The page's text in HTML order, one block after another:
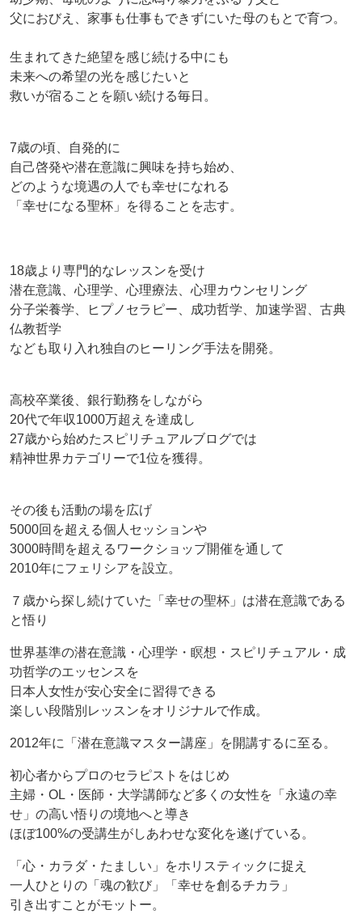
父におびえ、家事も仕事もできずにいた母のもとで育つ。
生まれてきた絶望を感じ続ける中にも
未来への希望の光を感じたいと
救いが宿ることを願い続ける毎日。
7歳の頃、自発的に
自己啓発や潜在意識に興味を持ち始め、
どのような境遇の人でも幸せになれる
「幸せになる聖杯」を得ることを志す。
18歳より専門的なレッスンを受け
潜在意識、心理学、心理療法、心理カウンセリング
分子栄養学、ヒプノセラピー、成功哲学、加速学習、古典
仏教哲学
なども取り入れ独自のヒーリング手法を開発。
高校卒業後、銀行勤務をしながら
20代で年収1000万超えを達成し
27歳から始めたスピリチュアルブログでは
精神世界カテゴリーで1位を獲得。
その後も活動の場を広げ
5000回を超える個人セッションや
3000時間を超えるワークショップ開催を通して
2010年にフェリシアを設立。
７歳から探し続けていた「幸せの聖杯」は潜在意識である
と悟り
世界基準の潜在意識・心理学・瞑想・スピリチュアル・成
功哲学のエッセンスを
日本人女性が安心安全に習得できる
楽しい段階別レッスンをオリジナルで作成。
2012年に「潜在意識マスター講座」を開講するに至る。
初心者からプロのセラピストをはじめ
主婦・OL・医師・大学講師など多くの女性を「永遠の幸
せ」の高い悟りの境地へと導き
ほぼ100%の受講生がしあわせな変化を遂げている。
「心・カラダ・たましい」をホリスティックに捉え
一人ひとりの「魂の歓び」「幸せを創るチカラ」
引き出すことがモットー。